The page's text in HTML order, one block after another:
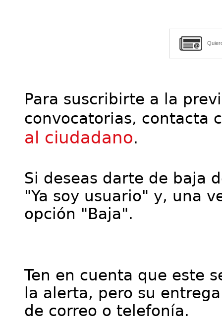
Para suscribirte a la
convocatorias, contacta
al ciudadano.
Si deseas darte de baja
"Ya soy usuario" y, una
opción "Baja".
Ten en cuenta que este
la alerta, pero su
de correo o telefonía.